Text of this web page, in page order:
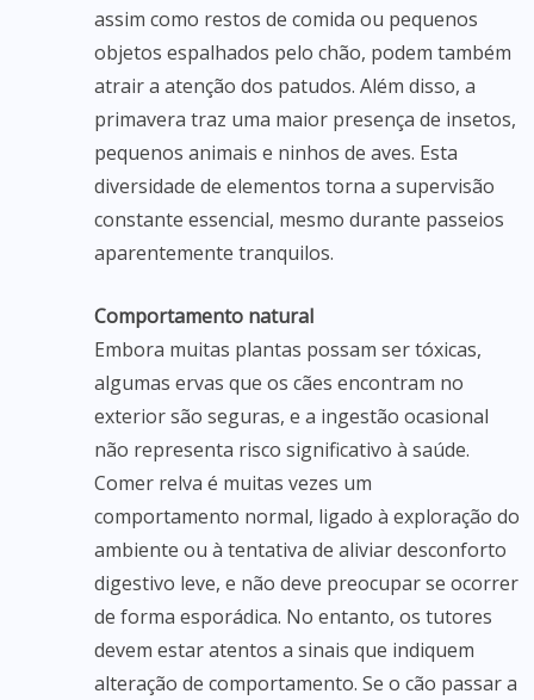
assim como restos de comida ou pequenos
objetos espalhados pelo chão, podem também
atrair a atenção dos patudos. Além disso, a
primavera traz uma maior presença de insetos,
pequenos animais e ninhos de aves. Esta
diversidade de elementos torna a supervisão
constante essencial, mesmo durante passeios
aparentemente tranquilos.
Comportamento natural
Embora muitas plantas possam ser tóxicas,
algumas ervas que os cães encontram no
exterior são seguras, e a ingestão ocasional
não representa risco significativo à saúde.
Comer relva é muitas vezes um
comportamento normal, ligado à exploração do
ambiente ou à tentativa de aliviar desconforto
digestivo leve, e não deve preocupar se ocorrer
de forma esporádica. No entanto, os tutores
devem estar atentos a sinais que indiquem
alteração de comportamento. Se o cão passar a